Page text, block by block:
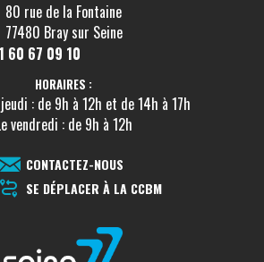
80 rue de la Fontaine
77480 Bray sur Seine
60 67 09 10
HORAIRES :
: de 9h à 12h et de 14h à 17h
vendredi : de 9h à 12h
CONTACTEZ-NOUS
SE DÉPLACER À LA CCBM